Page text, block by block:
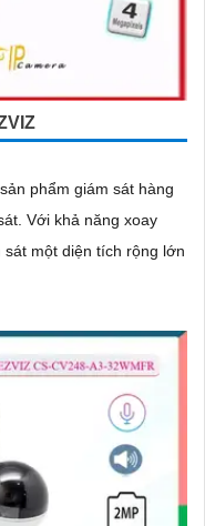
phẩm giám sát hàng
một diện tích rộng lớn